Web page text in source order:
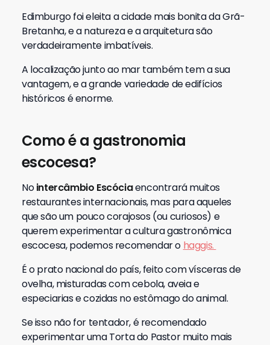
Edimburgo foi eleita a cidade mais bonita da Grã-
Bretanha, e a natureza e a arquitetura são
verdadeiramente imbatíveis.
A localização junto ao mar também tem a sua
vantagem, e a grande variedade de edifícios
históricos é enorme.
Como é a gastronomia
escocesa?
Nointercâmbio Escóciaencontrará muitos
restaurantes internacionais, mas para aqueles
que são um pouco corajosos (ou curiosos) e
querem experimentar a cultura gastronômica
escocesa, podemos recomendar o haggis.
É o prato nacional do país, feito com vísceras de
ovelha, misturadas com cebola, aveia e
especiarias e cozidas no estômago do animal.
Se isso não for tentador, é recomendado
experimentar uma Torta do Pastor muito mais